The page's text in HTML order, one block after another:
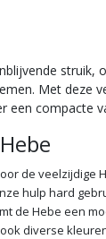
Met deze
compacte
de
hulp hard
de Hebe een
diverse